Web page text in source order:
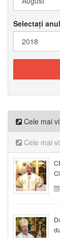
Selectați anul
Cele mai
Cele mai